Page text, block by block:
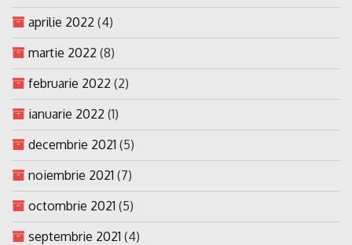
aprilie 2022 (4)
martie 2022 (8)
februarie 2022 (2)
ianuarie 2022 (1)
decembrie 2021 (5)
noiembrie 2021 (7)
octombrie 2021 (5)
septembrie 2021 (4)